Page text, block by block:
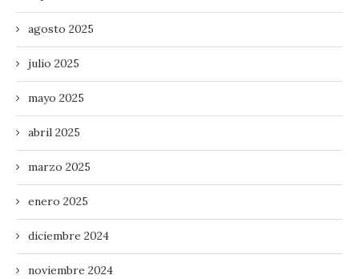
agosto 2025
julio 2025
mayo 2025
abril 2025
marzo 2025
enero 2025
diciembre 2024
noviembre 2024